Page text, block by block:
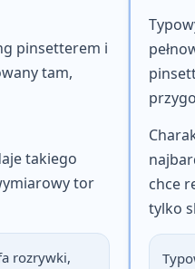
pinsetterem i
tam,
takiego
tor
rozrywki,
chce
tylko